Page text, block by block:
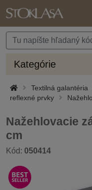
Kategórie
Textilná galantéria
reflexné prvky
Nažehlovacie
cm
Kód: 050414